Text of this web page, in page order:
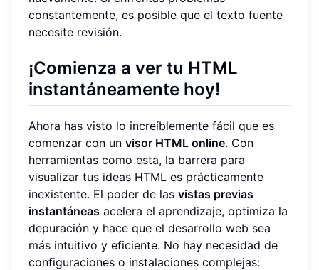
constantemente, es posible que el texto fuente
necesite revisión.
¡Comienza a ver tu HTML
instantáneamente hoy!
Ahora has visto lo increíblemente fácil que es
comenzar con un visor HTML online. Con
herramientas como esta, la barrera para
visualizar tus ideas HTML es prácticamente
inexistente. El poder de las vistas previas
instantáneas acelera el aprendizaje, optimiza la
depuración y hace que el desarrollo web sea
más intuitivo y eficiente. No hay necesidad de
configuraciones o instalaciones complejas: